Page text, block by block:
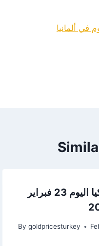
في ألمانيا
سعر الذهب في تركيا اليوم 23 فبراير
By goldpricesturkey